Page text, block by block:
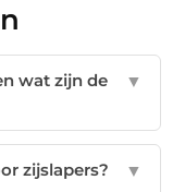
wat zijn de
▼
zijslapers? ▼